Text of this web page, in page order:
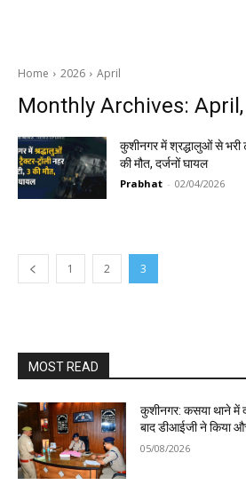
Home 2026 April
Monthly Archives:
कुशीनगर में श्रद्धालुओं से भरी
की मौत, दर्जनों घायल
Prabhat - 02/04/2026
1 2 3
MOST READ
कुशीनगर: कसया थाने में
बाद डीआईजी ने किया
05/08/2026